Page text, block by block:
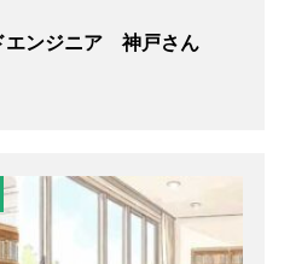
エンジニア 神戸さん